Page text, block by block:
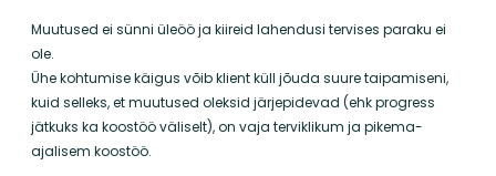
Muutused ei sünni üleöö ja kiireid lahendusi tervises paraku ei
ole.
Ühe kohtumise käigus võib klient küll jõuda suure taipamiseni,
kuid selleks, et muutused oleksid järjepidevad (ehk progress
jätkuks ka koostöö väliselt), on vaja terviklikum ja pikema-
ajalisem koostöö.